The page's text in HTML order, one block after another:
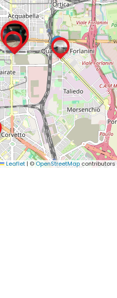
Leaflet| © OpenStreetMap contributors